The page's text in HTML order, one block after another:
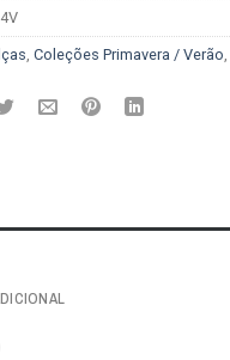
, Coleções Primavera / Verão,